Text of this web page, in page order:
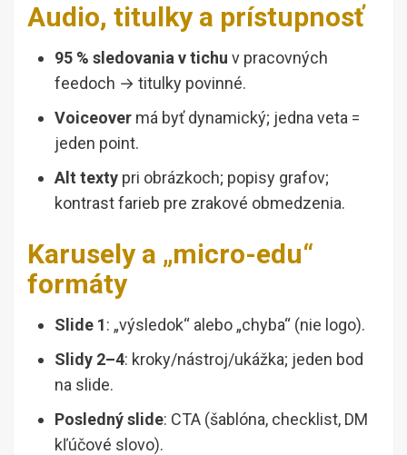
Audio, titulky a prístupnosť
95 % sledovania v tichu v pracovných
feedoch → titulky povinné.
Voiceover má byť dynamický; jedna veta =
jeden point.
Alt texty pri obrázkoch; popisy grafov;
kontrast farieb pre zrakové obmedzenia.
Karusely a „micro-edu“
formáty
Slide 1: „výsledok“ alebo „chyba“ (nie logo).
Slidy 2–4: kroky/nástroj/ukážka; jeden bod
na slide.
Posledný slide: CTA (šablóna, checklist, DM
kľúčové slovo).